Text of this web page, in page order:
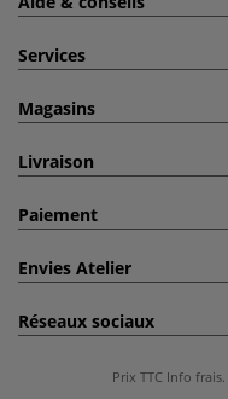
Services
Magasins
Livraison
Paiement
Envies Atelier
Réseaux sociaux
Prix TTC Info frais.